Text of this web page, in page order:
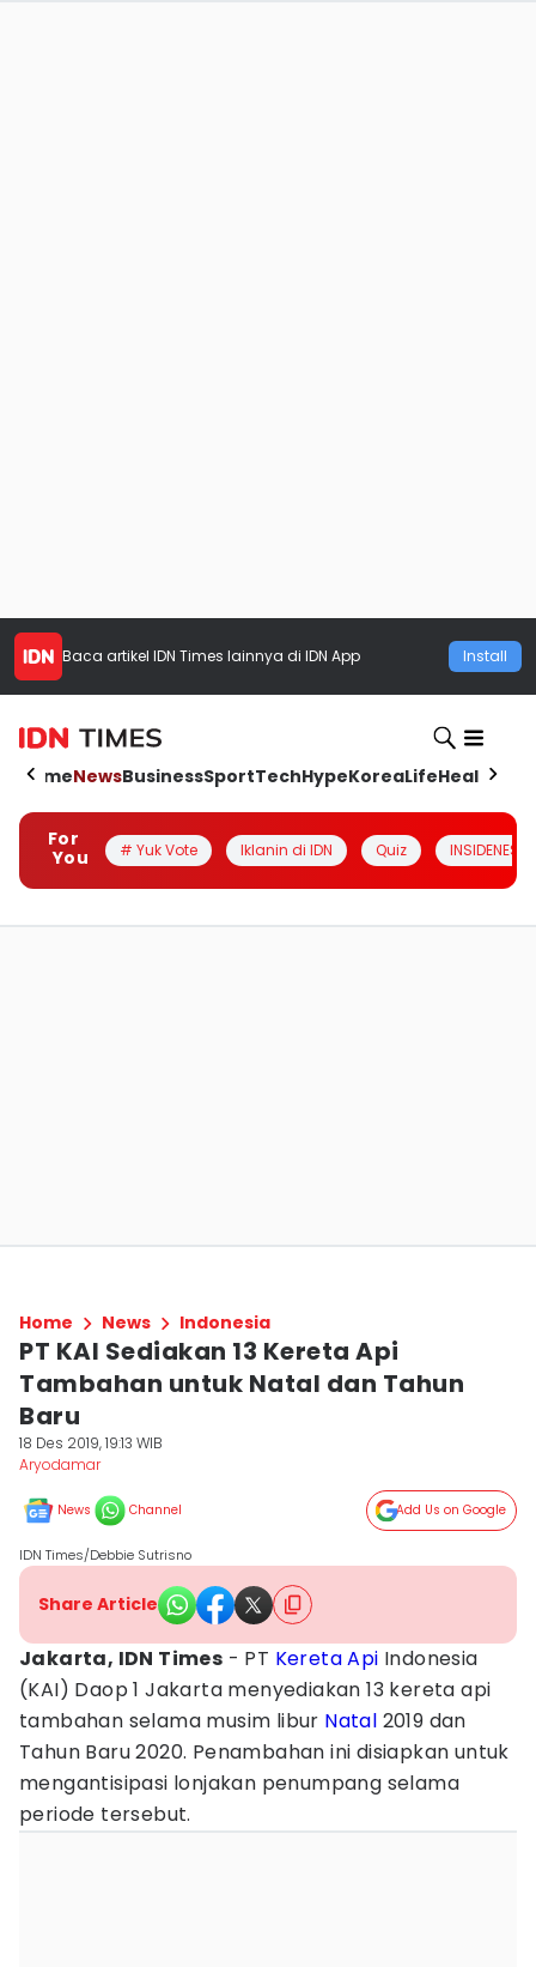
Baca artikel IDN Times lainnya di IDN App Install
HomeNewsBusinessSportTechHypeKoreaLifeHealth
For
You
# Yuk Vote Iklanin di IDN Quiz INSIDENESIA
Home News Indonesia
PT KAI Sediakan 13 Kereta Api
Tambahan untuk Natal dan Tahun
Baru
18 Des 2019, 19:13 WIB
Aryodamar
News Channel Add Us on Google
IDN Times/Debbie Sutrisno
Share Article
Jakarta, IDN Times - PT Kereta Api Indonesia
(KAI) Daop 1 Jakarta menyediakan 13 kereta api
tambahan selama musim libur Natal 2019 dan
Tahun Baru 2020. Penambahan ini disiapkan untuk
mengantisipasi lonjakan penumpang selama
periode tersebut.